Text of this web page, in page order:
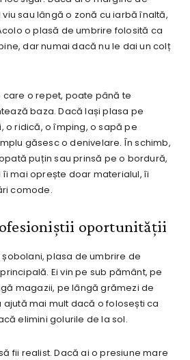
sau lângă o zonă cu iarbă înaltă,
o plasă de umbrire folosită ca
dar numai dacă nu le dai un colț
o repet, poate până te
baza. Dacă lași plasa pe
o ridică, o împing, o sapă pe
găsesc o denivelare. În schimb,
puțin sau prinsă pe o bordură,
îi mai oprește doar materialul, îi
comode.
oportunității
plasa de umbrire de
Ei vin pe sub pământ, pe
magazii, pe lângă grămezi de
ajută mai mult dacă o folosești ca
elimini golurile de la sol.
fii realist. Dacă ai o presiune mare